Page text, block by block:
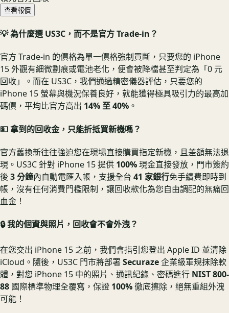
查看報價
💡 為什麼選 US3C，而不是官方 Trade-in？
官方 Trade-in 的價格為單一價格強制買斷，只要您的 iPhone
15 外觀有細微劃痕或電池老化，便會被降檔甚至判定為「0 元
回收」。而在 US3C，我們通過精密儀器評估，只要您的
iPhone 15 螢幕與機況保養良好，就能獲得極具吸引力的最高加
碼價，平均比官方高出 14% 至 40% 。
💵 拿到的回收金，只能折抵買新機嗎？
官方舊換新往往強迫您在現場直接購買指定新機，且差額無法退
現。US3C 針對 iPhone 15 提供 100%現金直接發放，門市簽約
後 3 分鐘內自動電匯入帳，支援全台 41 家銀行免手續費即時到
帳，沒有任何消費門檻限制，讓回收款化為您自由調配的無痛回
血金！
🔒 我的個資與照片，回收會不會外洩？
在您交出 iPhone 15 之前，我們會指引您登出 Apple ID 並清除
iCloud。隨後，US3C 門市將部署Securaze企業級軍規抹除軟
體，對您 iPhone 15 中的照片、通訊紀錄、密碼進行 NIST 800-
88 國際標準物理全覆寫，保證 100%徹底擦除，絕無重組外洩
可能！